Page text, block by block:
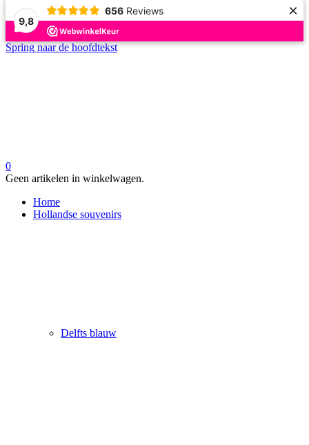
9,8
656 Reviews ×
Spring naar de hoofdtekst
0
Geen artikelen in winkelwagen.
Home
Hollandse souvenirs
Delfts blauw